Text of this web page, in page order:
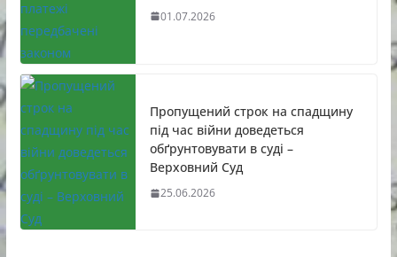
01.07.2026
Пропущений строк на спадщину
під час війни доведеться
обґрунтовувати в суді –
Верховний Суд
25.06.2026